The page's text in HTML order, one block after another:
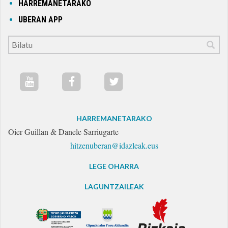
HARREMANETARAKO
UBERAN APP
HARREMANETARAKO
Oier Guillan & Danele Sarriugarte
hitzenuberan@idazleak.eus
LEGE OHARRA
LAGUNTZAILEAK